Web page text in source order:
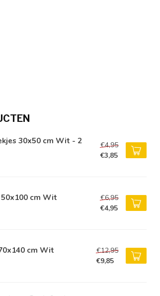
30x50 cm Wit - 2
€4,95
€3,85
cm Wit
€6,95
€4,95
cm Wit
€12,95
€9,85